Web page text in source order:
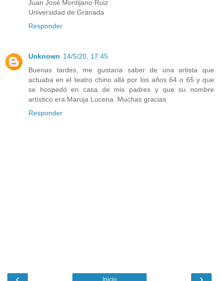
Juan José Montijano Ruiz
Universidad de Granada
Responder
Unknown 14/5/20, 17:45
Buenas tardes, me gustaría saber de una artista que
actuaba en el teatro chino allá por los años 64 o 65 y que
se hospedó en casa de mis padres y que su nombre
artístico era Maruja Lucena. Muchas gracias
Responder
Inicio